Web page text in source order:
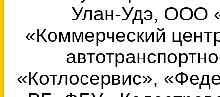
Улан-Удэ, ООО
«Коммерческий
«Котлосервис»,